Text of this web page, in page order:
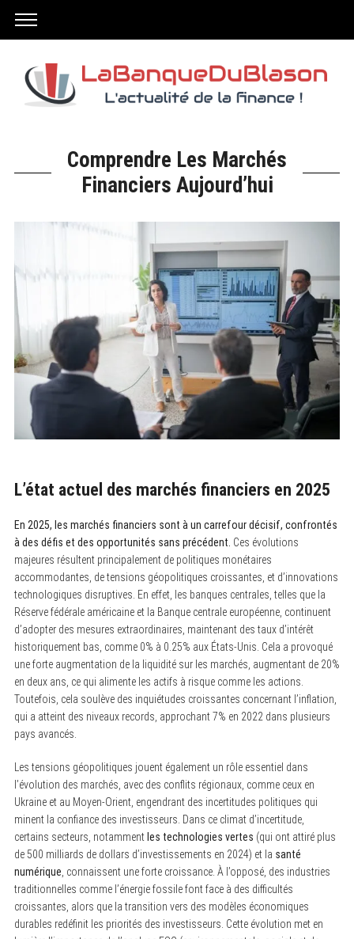
Comprendre Les Marchés
Financiers Aujourd’hui
L’état actuel des marchés financiers en 2025
En 2025, les marchés financiers sont à un carrefour décisif, confrontés
à des défis et des opportunités sans précédent. Ces évolutions
majeures résultent principalement de politiques monétaires
accommodantes, de tensions géopolitiques croissantes, et d’innovations
technologiques disruptives. En effet, les banques centrales, telles que la
Réserve fédérale américaine et la Banque centrale européenne, continuent
d’adopter des mesures extraordinaires, maintenant des taux d’intérêt
historiquement bas, comme 0% à 0.25% aux États-Unis. Cela a provoqué
une forte augmentation de la liquidité sur les marchés, augmentant de 20%
en deux ans, ce qui alimente les actifs à risque comme les actions.
Toutefois, cela soulève des inquiétudes croissantes concernant l’inflation,
qui a atteint des niveaux records, approchant 7% en 2022 dans plusieurs
pays avancés.
Les tensions géopolitiques jouent également un rôle essentiel dans
l’évolution des marchés, avec des conflits régionaux, comme ceux en
Ukraine et au Moyen-Orient, engendrant des incertitudes politiques qui
minent la confiance des investisseurs. Dans ce climat d’incertitude,
certains secteurs, notamment les technologies vertes (qui ont attiré plus
de 500 milliards de dollars d’investissements en 2024) et la santé
numérique, connaissent une forte croissance. À l’opposé, des industries
traditionnelles comme l’énergie fossile font face à des difficultés
croissantes, alors que la transition vers des modèles économiques
durables redéfinit les priorités des investisseurs. Cette évolution met en